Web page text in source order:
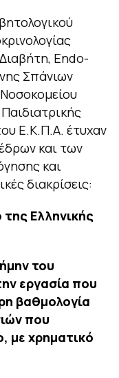
Endo-
Σπάνιων
Ε.Κ.Π.Α. έτυχαν
και των
και
διακρίσεις:
της Ελληνικής
του
εργασία που
βαθμολογία
που
με χρηματικό